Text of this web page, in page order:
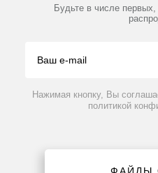
Производители
Партнеры
Контакты
Будьте в числе первых,
Нажимая кнопку, Вы
политикой